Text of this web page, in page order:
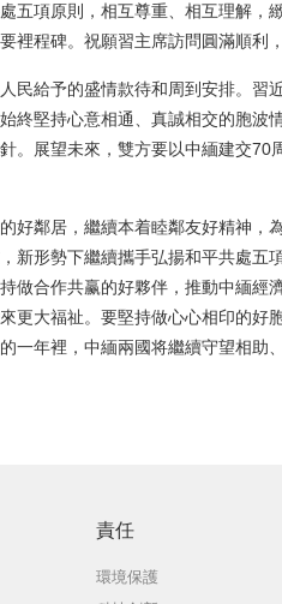
五項原則，相互尊重、相互理解，
裡程碑。祝願習主席訪問圓滿順利
給予的盛情款待和周到安排。習
終堅持心意相通、真誠相交的胞波
。展望未來，雙方要以中緬建交70
鄰居，繼續本着睦鄰友好精神，
新形勢下繼續攜手弘揚和平共處五
做合作共赢的好夥伴，推動中緬經
更大福祉。要堅持做心心相印的好
一年裡，中緬兩國将繼續守望相助
責任
環境保護